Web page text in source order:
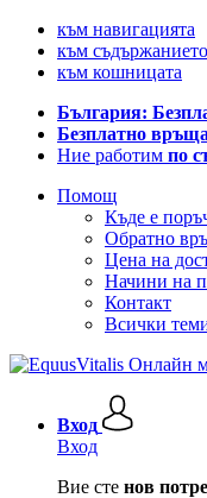
към навигацията
към съдържанието
към кошницата
България:
Безплатно
Ние работим по
Помощ
Къде е
Обратно
Цена на
Начини на
Контакт
Всички
Вход
Вход
Вие сте нов